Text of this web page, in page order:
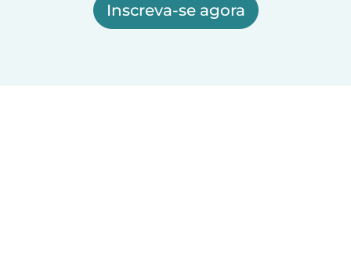
Inscreva-se agora